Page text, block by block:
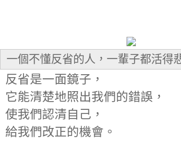
一個不懂反省的人，一輩子都活得
反省是一面鏡子，
它能清楚地照出我們的錯誤，
使我們認清自己，
給我們改正的機會。